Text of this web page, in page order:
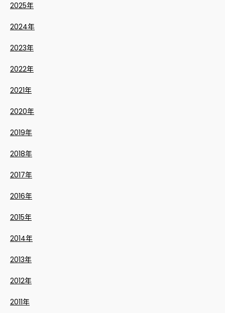
2025年
2024年
2023年
2022年
2021年
2020年
2019年
2018年
2017年
2016年
2015年
2014年
2013年
2012年
2011年